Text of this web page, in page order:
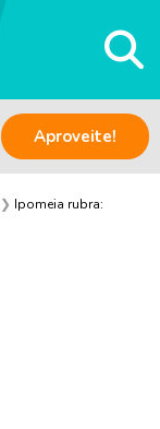
Aproveite!
❯ Ipomeia rubra: